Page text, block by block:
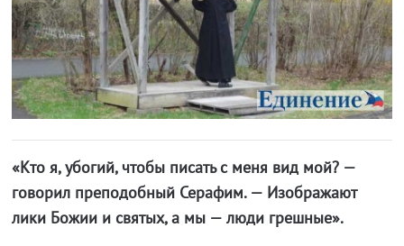
«Кто я, убогий, чтобы писать с меня вид мой? —
говорил преподобный Серафим. — Изображают
лики Божии и святых, а мы — люди грешные».